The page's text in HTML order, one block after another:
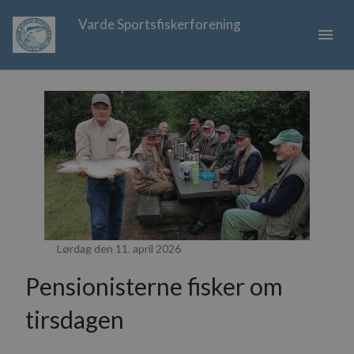
Varde Sportsfiskerforening
menu
Lørdag den 11. april 2026
Pensionisterne fisker om
tirsdagen